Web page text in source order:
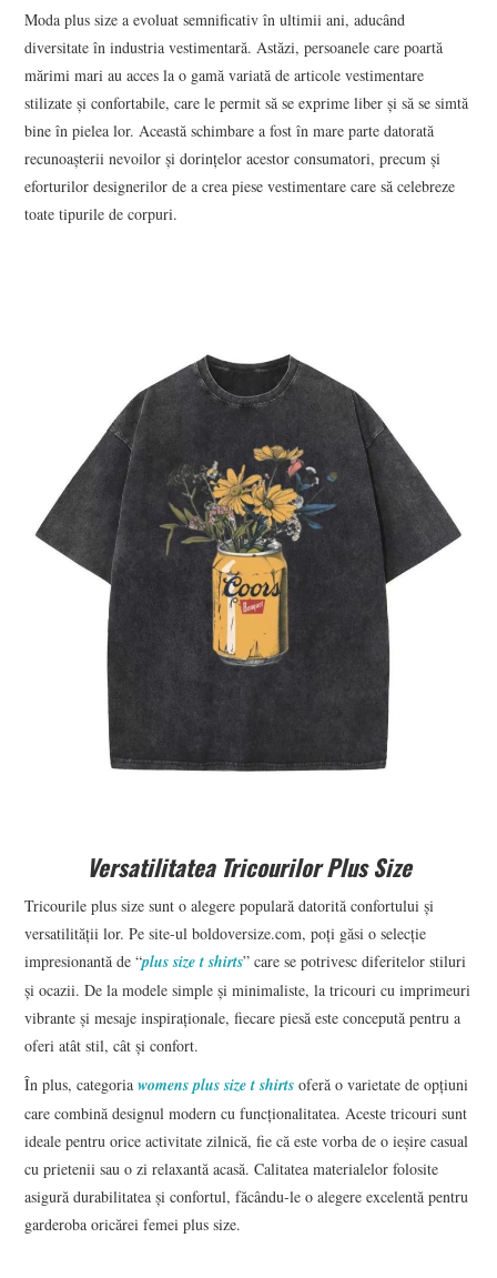
BEAUTY
LIFESTYLE
CONTACT
Moda plus size a evoluat semnificativ în ultimii ani, aducând
diversitate în industria vestimentară. Astăzi, persoanele care poartă
mărimi mari au acces la o gamă variată de articole vestimentare
stilizate și confortabile, care le permit să se exprime liber și să se simtă
bine în pielea lor. Această schimbare a fost în mare parte datorată
recunoașterii nevoilor și dorințelor acestor consumatori, precum și
eforturilor designerilor de a crea piese vestimentare care să celebreze
toate tipurile de corpuri.
Versatilitatea Tricourilor Plus Size
Tricourile plus size sunt o alegere populară datorită confortului și
versatilității lor. Pe site-ul boldoversize.com, poți găsi o selecție
impresionantă de “plus size t shirts” care se potrivesc diferitelor stiluri
și ocazii. De la modele simple și minimaliste, la tricouri cu imprimeuri
vibrante și mesaje inspiraționale, fiecare piesă este concepută pentru a
oferi atât stil, cât și confort.
În plus, categoriawomens plus size t shirts oferă o varietate de opțiuni
care combină designul modern cu funcționalitatea. Aceste tricouri sunt
ideale pentru orice activitate zilnică, fie că este vorba de o ieșire casual
cu prietenii sau o zi relaxantă acasă. Calitatea materialelor folosite
asigură durabilitatea și confortul, făcându-le o alegere excelentă pentru
garderoba oricărei femei plus size.